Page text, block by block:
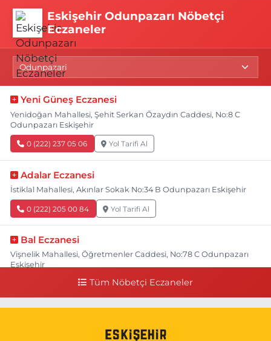
Eskişehir Odunpazarı Nöbetçi
Eczaneler
Yeni Güneş Eczanesi
Yenidoğan Mahallesi, Şehit Serkan Özaydın Caddesi, No:8 C
Odunpazarı Eskişehir
0 (222) 237 05 06 Yol Tarifi Al
Adalar Eczanesi
İstiklal Mahallesi, Akınlar Sokak No:34 B Odunpazarı Eskişehir
0 (222) 205 00 84 Yol Tarifi Al
Bal Eczanesi
Vişnelik Mahallesi, Öğretmenler Caddesi, No:78 C Odunpazarı
Eskişehir
0 (222) 225 50 00 Yol Tarifi Al
Gültepe Mahallesi, Halk Caddesi No:107 C Odunpazarı Eskişehir
Tüm Nöbetçi Eczaneler